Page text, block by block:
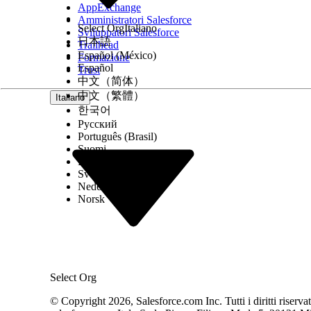
AppExchange
Amministratori Salesforce
Sviluppatori Salesforce
Trailhead
Formazione
Trust
Italiano
Select Org
Select OrgItaliano
日本語
Español (México)
Español
中文（简体）
中文（繁體）
한국어
Русский
Português (Brasil)
Suomi
Dansk
Svenska
Nederlands
Norsk
© Copyright 2026, Salesforce.com Inc. Tutti i diritti